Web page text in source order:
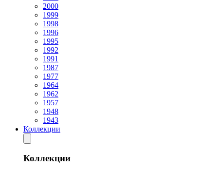
2000
1999
1998
1996
1995
1992
1991
1987
1977
1964
1962
1957
1948
1943
Коллекции
Коллекции